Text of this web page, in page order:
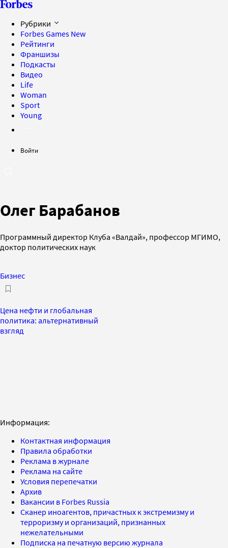
Рубрики
Forbes Games New
Рейтинги
Франшизы
Подкасты
Видео
Life
Woman
Sport
Young
Войти
Олег Барабанов
Программный директор Клуба «Валдай», профессор МГИМО,
доктор политических наук
Бизнес
Цена нефти и глобальная
политика: альтернативный
взгляд
Информация:
Контактная информация
Правила обработки
Реклама в журнале
Реклама на сайте
Условия перепечатки
Архив
Вакансии в Forbes Russia
Сканер иноагентов, причастных к экстремизму и
терроризму и организаций, признанных
нежелательными
Подписка на печатную версию журнала